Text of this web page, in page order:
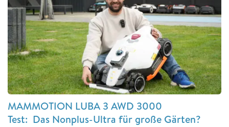
MAMMOTION LUBA 3 AWD 3000
Test: Das Nonplus-Ultra für große Gärten?